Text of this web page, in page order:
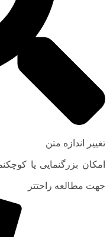
تغییر اندازه متن
امکان بزرگنمایی یا
جهت مطالعه راحتتر